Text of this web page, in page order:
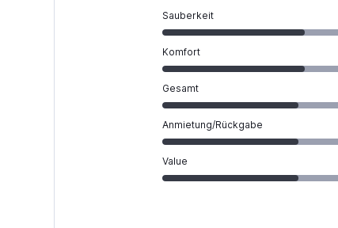
Sauberkeit
Komfort
Gesamt
Anmietung/Rückgabe
Value